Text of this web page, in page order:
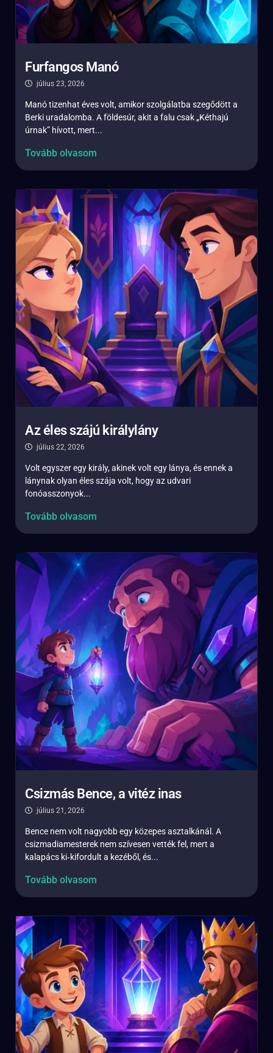
Furfangos Manó
július 23, 2026
Manó tizenhat éves volt, amikor szolgálatba szegődött a
Berki uradalomba. A földesúr, akit a falu csak „Kéthajú
úrnak” hívott, mert...
Tovább olvasom
Az éles szájú királylány
július 22, 2026
Volt egyszer egy király, akinek volt egy lánya, és ennek a
lánynak olyan éles szája volt, hogy az udvari
fonóasszonyok...
Tovább olvasom
Csizmás Bence, a vitéz inas
július 21, 2026
Bence nem volt nagyobb egy közepes asztalkánál. A
csizmadiamesterek nem szívesen vették fel, mert a
kalapács ki‑kifordult a kezéből, és...
Tovább olvasom